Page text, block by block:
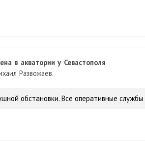
в акватории у Севастополя
Развожаев.
обстановки. Все оперативные службы